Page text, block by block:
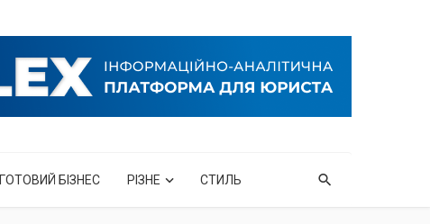
ГОТОВИЙ БІЗНЕС РІЗНЕ СТИЛЬ